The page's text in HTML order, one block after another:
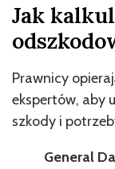
Jak
Prawnicy
ekspertów, aby
szkody i
General